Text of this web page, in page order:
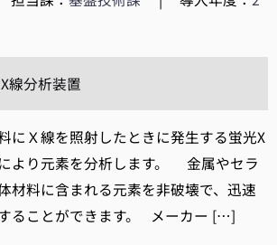
線分析装置
にＸ線を照射したときに発生する蛍光X
より元素を分析します。 金属やセラ
材料に含まれる元素を非破壊で、迅速
ることができます。 メーカー […]